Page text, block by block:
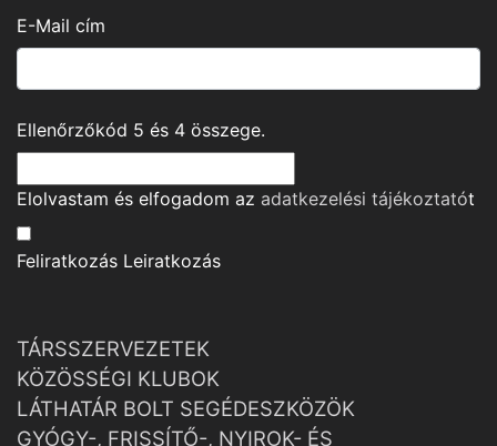
E-Mail cím
Ellenőrzőkód 5 és 4 összege.
Elolvastam és elfogadom az adatkezelési tájékoztatót
Feliratkozás Leiratkozás
TÁRSSZERVEZETEK
KÖZÖSSÉGI KLUBOK
LÁTHATÁR BOLT SEGÉDESZKÖZÖK
GYÓGY-, FRISSÍTŐ-, NYIROK- ÉS